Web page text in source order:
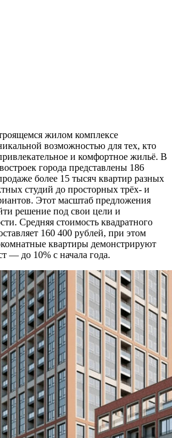
жилом комплексе
возможностью для тех, кто
и комфортное жильё. В
города представлены 186
более 15 тысяч квартир разных
студий до просторных трёх- и
Этот масштаб предложения
решение под свои цели и
Средняя стоимость квадратного
160 400 рублей, при этом
квартиры демонстрируют
— до 10% с начала года.